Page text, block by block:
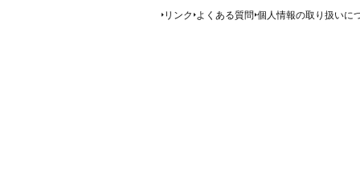
リンク よくある質問 個人情報の取り扱いに